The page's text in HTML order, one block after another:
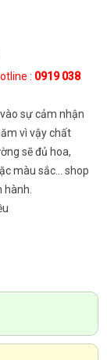
: 0919 038
sự cảm nhận
vì vậy chất
sẽ đủ hoa,
màu sắc... shop